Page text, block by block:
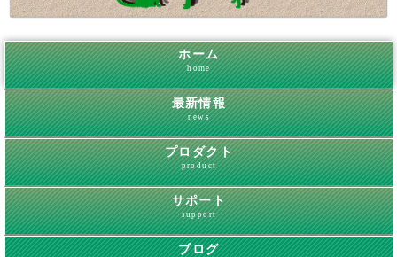
ホーム
home
最新情報
news
プロダクト
product
サポート
support
ブログ